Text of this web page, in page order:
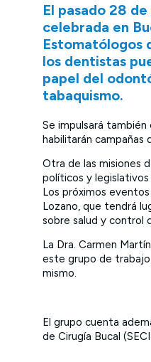
El pasado 28
celebrada en
Estomatólogos
los dentistas
papel del
tabaquismo.
Se impulsará
habilitarán campañas
Otra de las misiones
políticos y
Los próximos
Lozano, que tendrá
sobre salud y control
La Dra. Carmen
este grupo de
mismo.
El grupo cuenta
de Cirugía Bucal